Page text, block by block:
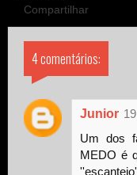
Compartilhar
4 comentários:
Junior
Um dos
MEDO é